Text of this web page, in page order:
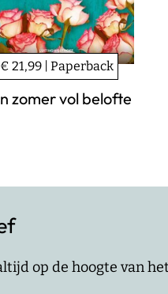
€ 21,99 | Paperback
zomer vol belofte
op de hoogte van